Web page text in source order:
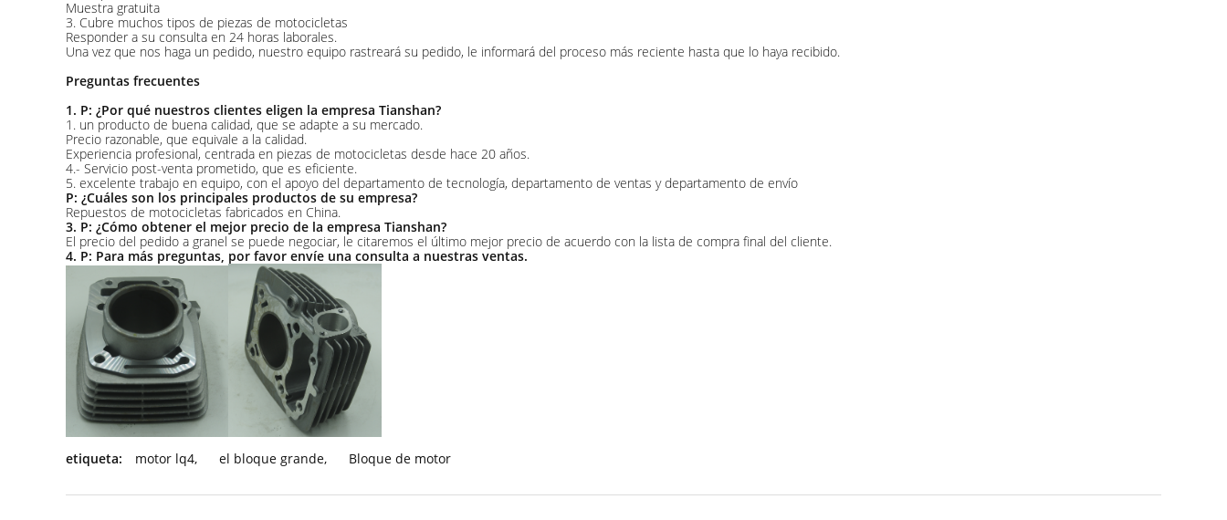
Muestra gratuita
3. Cubre muchos tipos de piezas de motocicletas
Responder a su consulta en 24 horas laborales.
Una vez que nos haga un pedido, nuestro equipo rastreará su pedido, le informará del proceso más reciente hasta que lo haya recibido.
Preguntas frecuentes
1. P: ¿Por qué nuestros clientes eligen la empresa Tianshan?
1. un producto de buena calidad, que se adapte a su mercado.
Precio razonable, que equivale a la calidad.
Experiencia profesional, centrada en piezas de motocicletas desde hace 20 años.
4.- Servicio post-venta prometido, que es eficiente.
5. excelente trabajo en equipo, con el apoyo del departamento de tecnología, departamento de ventas y departamento de envío
P: ¿Cuáles son los principales productos de su empresa?
Repuestos de motocicletas fabricados en China.
3. P: ¿Cómo obtener el mejor precio de la empresa Tianshan?
El precio del pedido a granel se puede negociar, le citaremos el último mejor precio de acuerdo con la lista de compra final del cliente.
4. P: Para más preguntas, por favor envíe una consulta a nuestras ventas.
etiqueta: motor lq4, el bloque grande, Bloque de motor